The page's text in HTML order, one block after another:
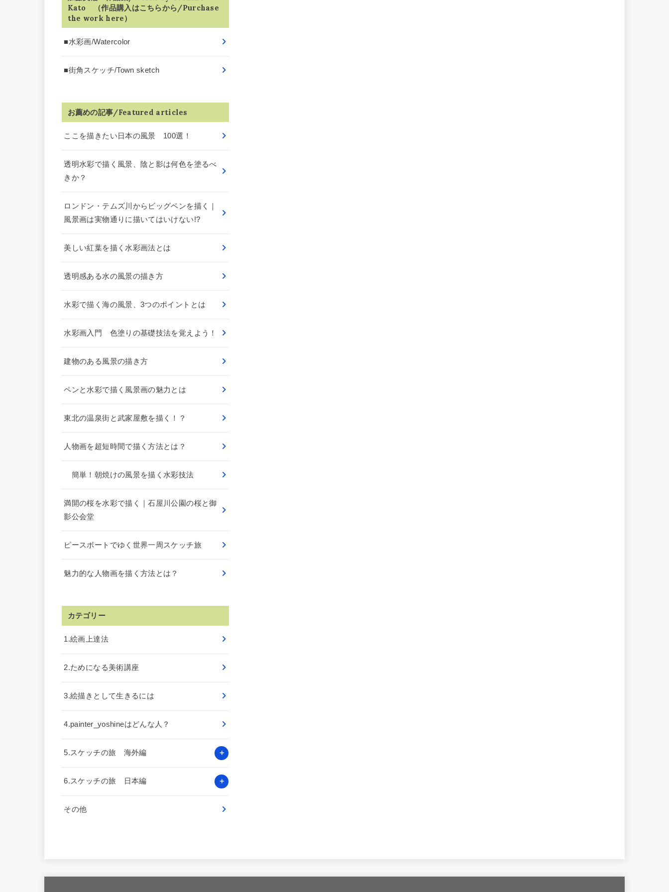
Kato （作品購入はこちらから/Purchase
the work here）
■水彩画/Watercolor
■街角スケッチ/Town sketch
お薦めの記事/Featured articles
ここを描きたい日本の風景 100選！
透明水彩で描く風景、陰と影は何色を塗るべ
きか？
ロンドン・テムズ川からビッグベンを描く｜
風景画は実物通りに描いてはいけない!?
美しい紅葉を描く水彩画法とは
透明感ある水の風景の描き方
水彩で描く海の風景、3つのポイントとは
水彩画入門 色塗りの基礎技法を覚えよう！
建物のある風景の描き方
ペンと水彩で描く風景画の魅力とは
東北の温泉街と武家屋敷を描く！？
人物画を超短時間で描く方法とは？
簡単！朝焼けの風景を描く水彩技法
満開の桜を水彩で描く｜石屋川公園の桜と御
影公会堂
ピースボートでゆく世界一周スケッチ旅
魅力的な人物画を描く方法とは？
カテゴリー
1.絵画上達法
2.ためになる美術講座
3.絵描きとして生きるには
4.painter_yoshineはどんな人？
5.スケッチの旅 海外編
6.スケッチの旅 日本編
その他